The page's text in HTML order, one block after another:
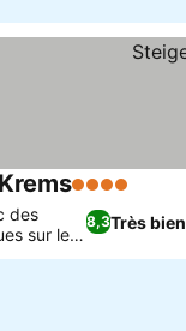
4 Étoiles
8,3Très bien
des
sur les